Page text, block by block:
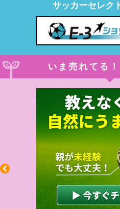
サッカーセレク
いま売れてる